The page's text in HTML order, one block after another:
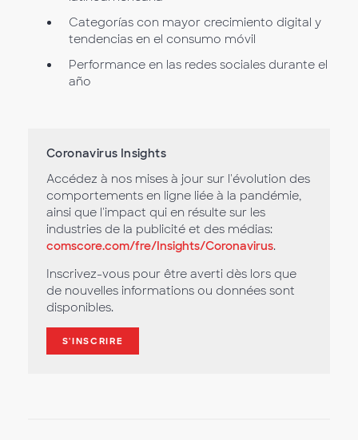
Categorías con mayor crecimiento digital y
tendencias en el consumo móvil
Performance en las redes sociales durante el
año
Coronavirus Insights
Accédez à nos mises à jour sur l'évolution des
comportements en ligne liée à la pandémie,
ainsi que l'impact qui en résulte sur les
industries de la publicité et des médias:
comscore.com/fre/Insights/Coronavirus.
Inscrivez-vous pour être averti dès lors que
de nouvelles informations ou données sont
disponibles.
S'INSCRIRE